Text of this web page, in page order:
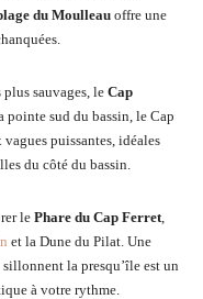
du Moulleau offre une
sauvages, le Cap
sud du bassin, le Cap
puissantes, idéales
du côté du bassin.
le Phare du Cap Ferret,
et la Dune du Pilat. Une
la presqu’île est un
à votre rythme.